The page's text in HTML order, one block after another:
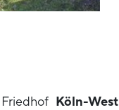
Friedhof Köln-West